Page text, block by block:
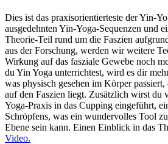
Dies ist das praxisorientierteste der Yin-
ausgedehnten Yin-Yoga-Sequenzen und
Theorie-Teil rund um die Faszien
aus der Forschung, werden wir weitere
Wirkung auf das fasziale Gewebe noch
du Yin Yoga unterrichtest, wird es dir
was physisch gesehen im Körper
auf den Faszien liegt. Zusätzlich wirst du
Yoga-Praxis in das Cupping eingeführt,
Schröpfens, was ein wundervolles Tool
Ebene sein kann. Einen Einblick in das
Video.